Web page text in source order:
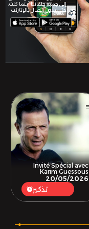
إلى جميع حلقاتنا أينما كنت،
حتى بدون اتصال بالإنترنت
تذكير
Invité Spécial avec
Karim Guessous
20/05/2026
.